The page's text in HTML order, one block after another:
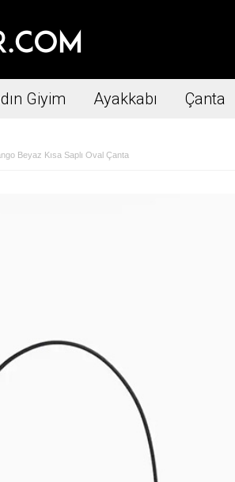
Giyim Ayakkabı Çanta
Beyaz Kısa Saplı Oval Çanta